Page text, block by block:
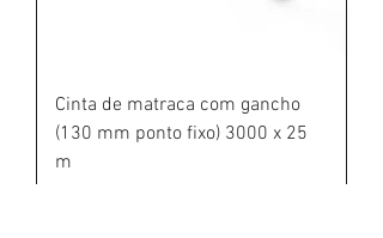
Cinta de matraca com gancho
(130 mm ponto fixo) 3000 x 25
m